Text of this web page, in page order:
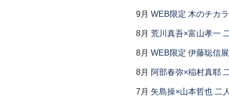
9月 WEB限定 木のチカ
8月 荒川真吾×富山孝一
8月 WEB限定 伊藤聡信展
8月 阿部春弥×稲村真耶
7月 矢島操×山本哲也 二